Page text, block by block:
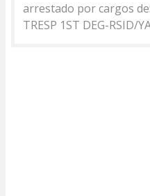
arrestado por cargos
TRESP 1ST DEG-RSID/